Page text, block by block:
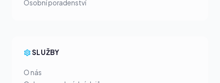
Osobní poradenství
SLUŽBY
O nás